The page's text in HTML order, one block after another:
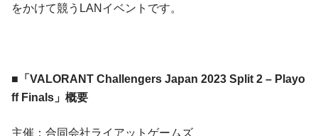
をかけて競うLANイベントです。
■「VALORANT Challengers Japan 2023 Split 2 – Playo
ff Finals」概要
主催：合同会社ライアットゲームズ